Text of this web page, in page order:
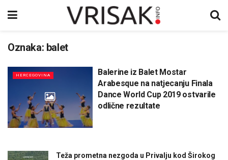
Oznaka: balet
HERCEGOVINA
Balerine iz Balet Mostar
Arabesque na natjecanju Finala
Dance World Cup 2019 ostvarile
odlične rezultate
Teža prometna nezgoda u Privalju kod Širokog